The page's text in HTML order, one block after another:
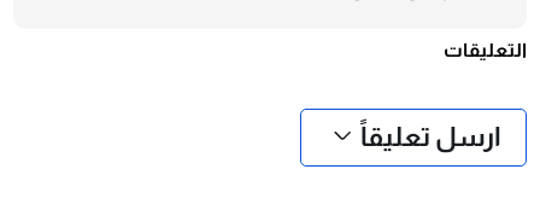
التعليقات
ارسل تعليقاً